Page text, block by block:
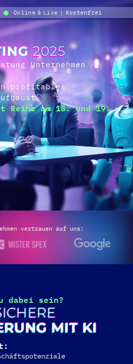
Online & Live | Kostenfrei
2025
Unternehmen
profitables
Reihe am 18. und 19.
vertrauen auf uns:
dabei sein?
MIT KI